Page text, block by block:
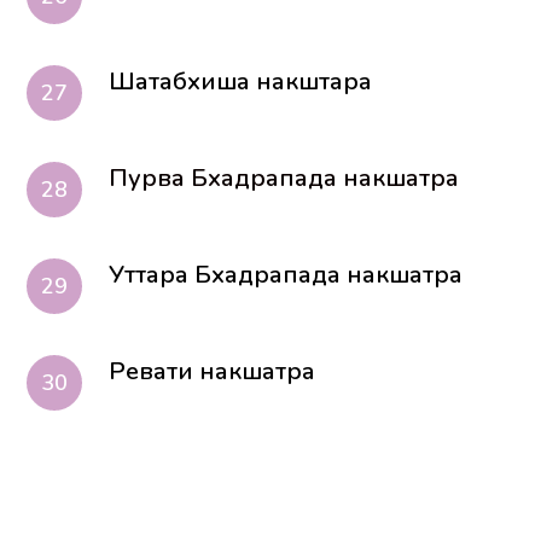
Шатабхиша накштара
Пурва Бхадрапада накшатра
Уттара Бхадрапада накшатра
Ревати накшатра